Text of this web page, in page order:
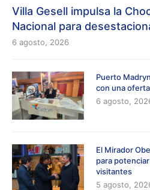
Villa Gesell impulsa la
Nacional para
6 agosto, 2026
Puerto
con una
6 agosto,
El Mirador
para
visitantes
5 agosto,